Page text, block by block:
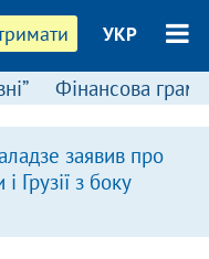
УКР
Фінансова
заявив про
Грузії з боку